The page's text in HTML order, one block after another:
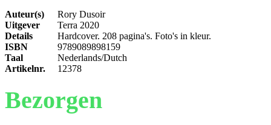
Auteur(s)
Rory Dusoir
Uitgever
Terra 2020
Details
Hardcover. 208 pagina's. Foto's in kleur.
ISBN
9789089898159
Taal
Nederlands/Dutch
Artikelnr.
12378
Bezorgen